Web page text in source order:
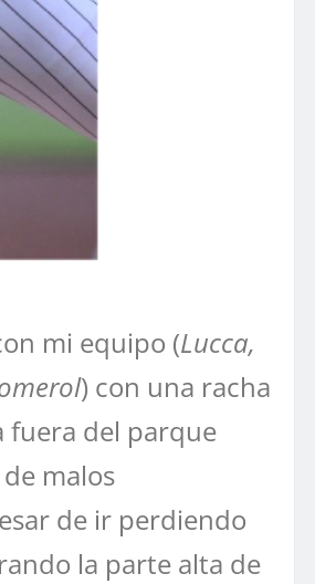
mi equipo (Lucca,
) con una racha
fuera del parque
malos
de ir perdiendo
la parte alta de